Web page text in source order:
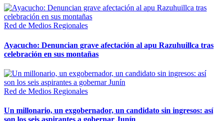
Red de Medios Regionales
Ayacucho: Denuncian grave afectación al apu Razuhuillca tras
celebración en sus montañas
Red de Medios Regionales
Un millonario, un exgobernador, un candidato sin ingresos: así